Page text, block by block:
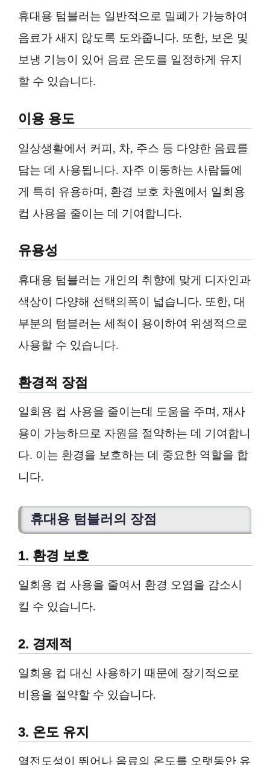
휴대용 텀블러는 일반적으로 밀폐가 가능하여
음료가 새지 않도록 도와줍니다. 또한, 보온 및
보냉 기능이 있어 음료 온도를 일정하게 유지
할 수 있습니다.
이용 용도
일상생활에서 커피, 차, 주스 등 다양한 음료를
담는 데 사용됩니다. 자주 이동하는 사람들에
게 특히 유용하며, 환경 보호 차원에서 일회용
컵 사용을 줄이는 데 기여합니다.
유용성
휴대용 텀블러는 개인의 취향에 맞게 디자인과
색상이 다양해 선택의폭이 넓습니다. 또한, 대
부분의 텀블러는 세척이 용이하여 위생적으로
사용할 수 있습니다.
환경적 장점
일회용 컵 사용을 줄이는데 도움을 주며, 재사
용이 가능하므로 자원을 절약하는 데 기여합니
다. 이는 환경을 보호하는 데 중요한 역할을 합
니다.
휴대용 텀블러의 장점
1. 환경 보호
일회용 컵 사용을 줄여서 환경 오염을 감소시
킬 수 있습니다.
2. 경제적
일회용 컵 대신 사용하기 때문에 장기적으로
비용을 절약할 수 있습니다.
3. 온도 유지
열전도성이 뛰어나 음료의 온도를 오랫동안 유